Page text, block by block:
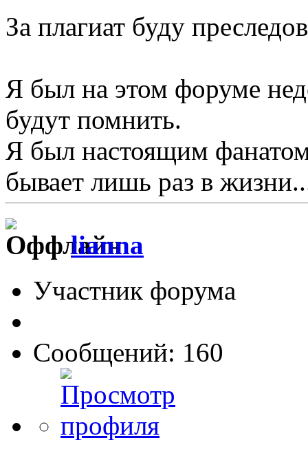
За плагиат буду
Я был на этом форуме
будут помнить.
Я был настоящим
бывает лишь раз в
lianna
Участник форума
Сообщений: 160